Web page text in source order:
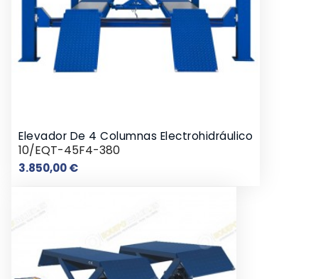
Elevador De 4 Columnas Electrohidráulico
10/EQT-45F4-380
3.850,00 €Precio